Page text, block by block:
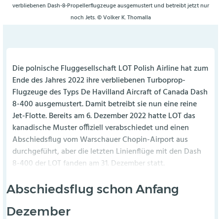
verbliebenen Dash-8-Propellerflugzeuge ausgemustert und betreibt jetzt nur
noch Jets. © Volker K. Thomalla
Die polnische Fluggesellschaft LOT Polish Airline hat zum
Ende des Jahres 2022 ihre verbliebenen Turboprop-
Flugzeuge des Typs De Havilland Aircraft of Canada Dash
8-400 ausgemustert. Damit betreibt sie nun eine reine
Jet-Flotte. Bereits am 6. Dezember 2022 hatte LOT das
kanadische Muster offiziell verabschiedet und einen
Abschiedsflug vom Warschauer Chopin-Airport aus
durchgeführt, aber die letzten Linienflüge mit den Dash
8-400 der LOT fanden am 31. Dezember statt.
Abschiedsflug schon Anfang
Dezember